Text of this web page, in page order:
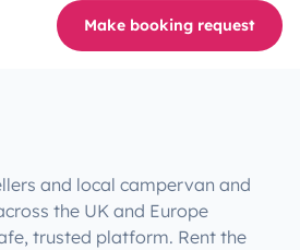
Make booking request
and local campervan and
the UK and Europe
trusted platform. Rent the